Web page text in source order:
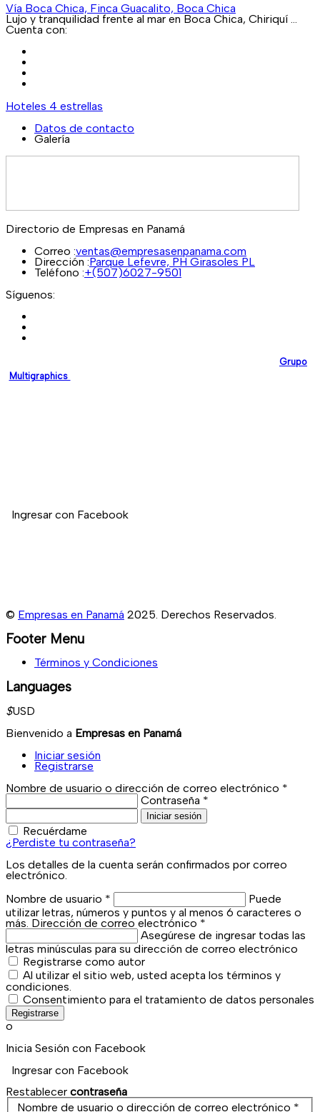
Vía Boca Chica, Finca Guacalito, Boca Chica
Lujo y tranquilidad frente al mar en Boca Chica, Chiriquí ...
Cuenta con:
Hoteles 4 estrellas
Datos de contacto
Galería
Directorio de Empresas en Panamá
Correo :ventas@empresasenpanama.com
Dirección :Parque Lefevre, PH Girasoles PL
Teléfono :+(507)6027-9501
Síguenos:
Grupo
Multigraphics
Ingresar con Facebook
© Empresas en Panamá 2025. Derechos Reservados.
Footer Menu
Términos y Condiciones
Languages
$USD
Bienvenido a Empresas en Panamá
Iniciar sesión
Registrarse
Nombre de usuario o dirección de correo electrónico *
Contraseña *
Iniciar sesión
Recuérdame
¿Perdiste tu contraseña?
Los detalles de la cuenta serán confirmados por correo
electrónico.
Nombre de usuario *
Puede
utilizar letras, números y puntos y al menos 6 caracteres o
más. Dirección de correo electrónico *
Asegúrese de ingresar todas las
letras minúsculas para su dirección de correo electrónico
Registrarse como autor
Al utilizar el sitio web, usted acepta los términos y
condiciones.
Consentimiento para el tratamiento de datos personales
Registrarse
o
Inicia Sesión con Facebook
Ingresar con Facebook
Restablecer contraseña
Nombre de usuario o dirección de correo electrónico *